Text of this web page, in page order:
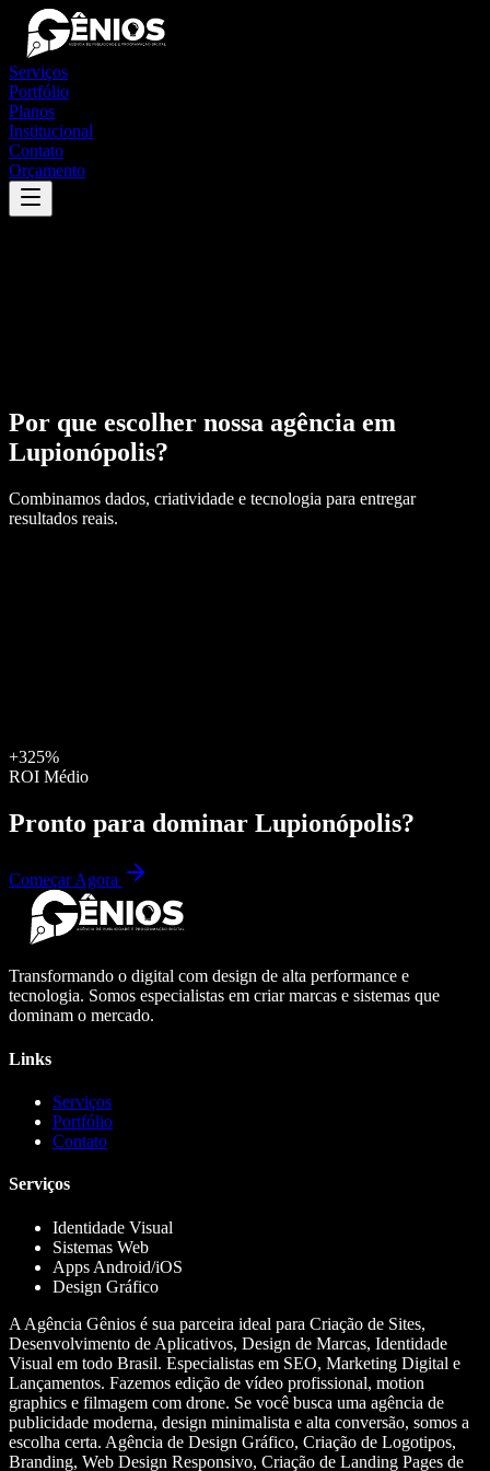
Serviços
Portfólio
Planos
Institucional
Contato
Orçamento
Por que escolher nossa agência em
Lupionópolis?
Combinamos dados, criatividade e tecnologia para entregar
resultados reais.
+325%
ROI Médio
Pronto para dominar Lupionópolis?
Começar Agora
Transformando o digital com design de alta performance e
tecnologia. Somos especialistas em criar marcas e sistemas que
dominam o mercado.
Links
Serviços
Portfólio
Contato
Serviços
Identidade Visual
Sistemas Web
Apps Android/iOS
Design Gráfico
A Agência Gênios é sua parceira ideal para Criação de Sites,
Desenvolvimento de Aplicativos, Design de Marcas, Identidade
Visual em todo Brasil. Especialistas em SEO, Marketing Digital e
Lançamentos. Fazemos edição de vídeo profissional, motion
graphics e filmagem com drone. Se você busca uma agência de
publicidade moderna, design minimalista e alta conversão, somos a
escolha certa. Agência de Design Gráfico, Criação de Logotipos,
Branding, Web Design Responsivo, Criação de Landing Pages de